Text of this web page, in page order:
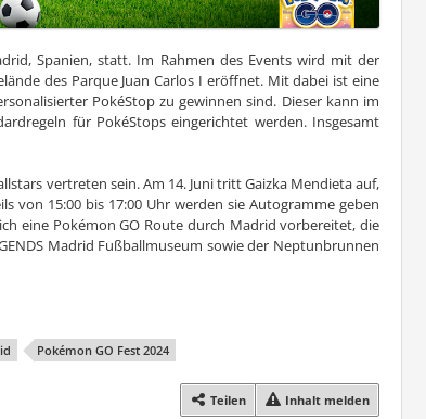
Spanien, statt. Im Rahmen des Events wird mit der
des Parque Juan Carlos I eröffnet. Mit dabei ist eine
PokéStop zu gewinnen sind. Dieser kann im
für PokéStops eingerichtet werden. Insgesamt
vertreten sein. Am 14. Juni tritt Gaizka Mendieta auf,
von 15:00 bis 17:00 Uhr werden sie Autogramme geben
eine Pokémon GO Route durch Madrid vorbereitet, die
Madrid Fußballmuseum sowie der Neptunbrunnen
Pokémon GO Fest 2024
Teilen Inhalt melden